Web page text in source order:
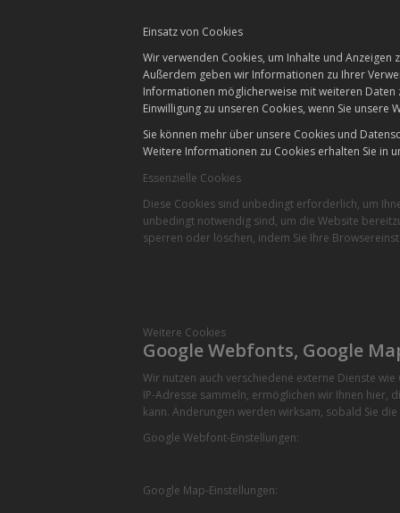
Einsatz von Cookies
Wir verwenden Cookies, um Inhalte und
Außerdem geben wir Informationen zu Ihrer
Informationen möglicherweise mit weiteren
Einwilligung zu unseren Cookies, wenn Sie unsere
Sie können mehr über unsere Cookies und
Weitere Informationen zu Cookies erhalten Sie in
Essenzielle Cookies
Diese Cookies sind unbedingt erforderlich, um
unbedingt notwendig sind, um die Website
sperren oder löschen, indem Sie Ihre
Weitere Cookies
Google Webfonts, Google
Wir nutzen auch verschiedene externe Dienste
IP-Adresse sammeln, ermöglichen wir Ihnen hier,
kann. Änderungen werden wirksam, sobald Sie die
Google Webfont-Einstellungen:
Google Map-Einstellungen: